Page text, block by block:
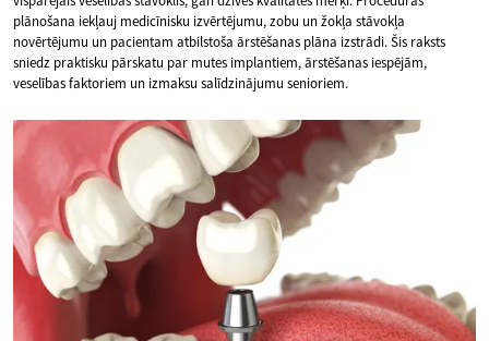
plānošana iekļauj medicīnisku izvērtējumu, zobu un žokļa stāvokļa
novērtējumu un pacientam atbilstoša ārstēšanas plāna izstrādi. Šis raksts
sniedz praktisku pārskatu par mutes implantiem, ārstēšanas iespējām,
veselības faktoriem un izmaksu salīdzinājumu senioriem.